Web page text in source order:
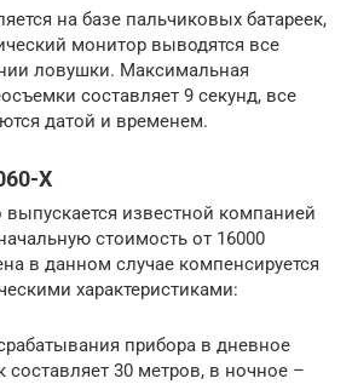
на базе пальчиковых батареек,
монитор выводятся все
ловушки. Максимальная
составляет 9 секунд, все
датой и временем.
X
выпускается известной компанией
стоимость от 16000
в данном случае компенсируется
характеристиками:
прибора в дневное
составляет 30 метров, в ночное –